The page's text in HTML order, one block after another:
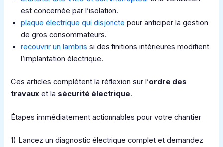
est concernée par l’isolation.
plaque électrique qui disjoncte pour anticiper la gestion
de gros consommateurs.
recouvrir un lambris si des finitions intérieures modifient
l’implantation électrique.
Ces articles complètent la réflexion sur l’ordre des
travaux et la sécurité électrique.
Étapes immédiatement actionnables pour votre chantier
1) Lancez un diagnostic électrique complet et demandez